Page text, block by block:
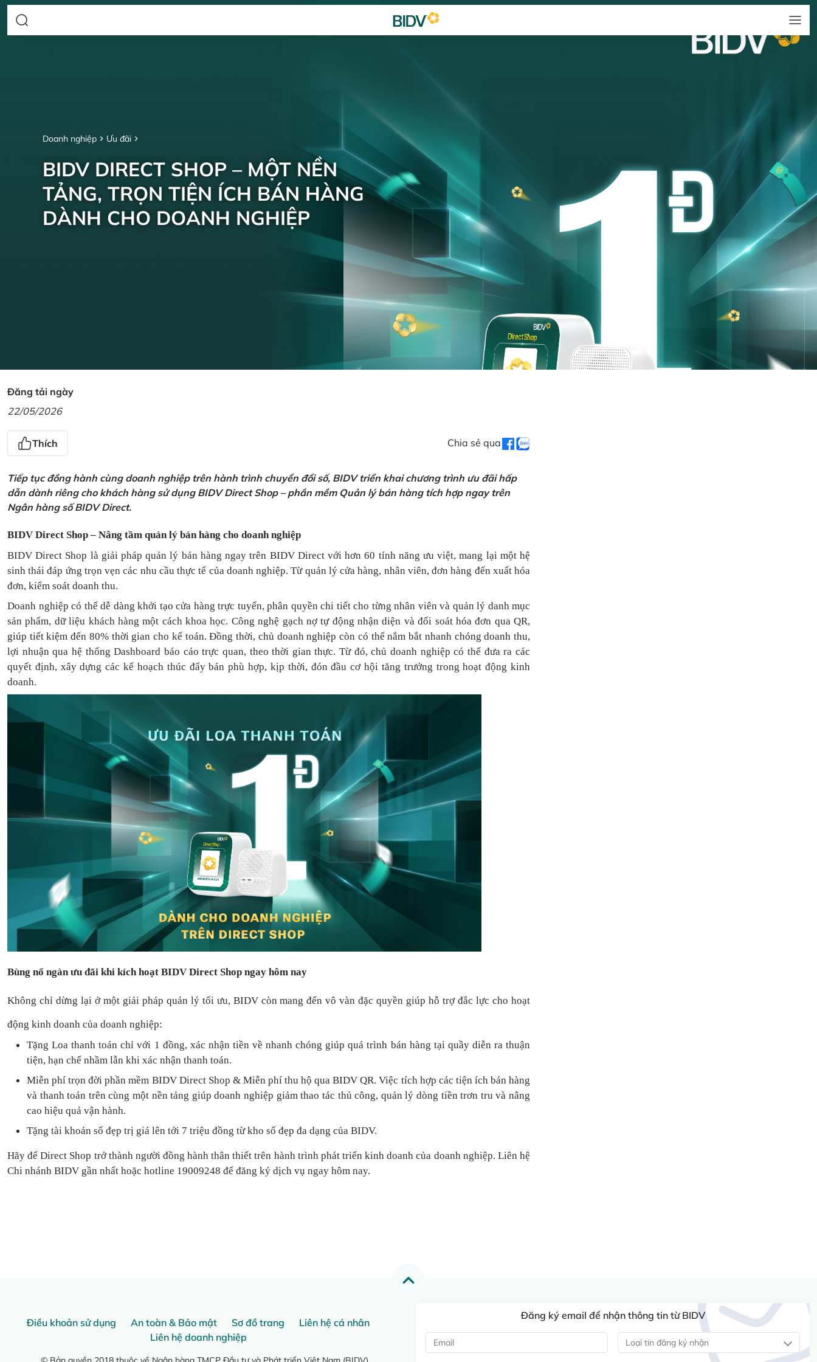
Doanh nghiệp Ưu đãi
BIDV DIRECT SHOP – MỘT NỀN
TẢNG, TRỌN TIỆN ÍCH BÁN HÀNG
DÀNH CHO DOANH NGHIỆP
Đăng tải ngày
22/05/2026
Thích Chia sẻ qua
Tiếp tục đồng hành cùng doanh nghiệp trên hành trình chuyển đổi số, BIDV triển khai chương trình ưu đãi hấp
dẫn dành riêng cho khách hàng sử dụng BIDV Direct Shop – phần mềm Quản lý bán hàng tích hợp ngay trên
Ngân hàng số BIDV Direct.
BIDV Direct Shop – Nâng tầm quản lý bán hàng cho doanh nghiệp
BIDV Direct Shop là giải pháp quản lý bán hàng ngay trên BIDV Direct với hơn 60 tính năng ưu việt, mang lại một hệ
sinh thái đáp ứng trọn vẹn các nhu cầu thực tế của doanh nghiệp. Từ quản lý cửa hàng, nhân viên, đơn hàng đến xuất hóa
đơn, kiểm soát doanh thu.
Doanh nghiệp có thể dễ dàng khởi tạo cửa hàng trực tuyến, phân quyền chi tiết cho từng nhân viên và quản lý danh mục
sản phẩm, dữ liệu khách hàng một cách khoa học. Công nghệ gạch nợ tự động nhận diện và đối soát hóa đơn qua QR,
giúp tiết kiệm đến 80% thời gian cho kế toán. Đồng thời, chủ doanh nghiệp còn có thể nắm bắt nhanh chóng doanh thu,
lợi nhuận qua hệ thống Dashboard báo cáo trực quan, theo thời gian thực. Từ đó, chủ doanh nghiệpcó thể đưara các
quyết định, xây dựng các kế hoạch thúc đẩy bán phù hợp, kịp thời, đón đầu cơ hội tăng trưởng trong hoạt động kinh
doanh.
Bùng nổ ngàn ưu đãi khi kích hoạt BIDV Direct Shop ngay hôm nay
Không chỉ dừng lại ở một giải pháp quản lý tối ưu, BIDV còn mang đến vô vàn đặc quyền giúp hỗ trợ đắc lực cho hoạt
động kinh doanh của doanh nghiệp:
Tặng Loa thanh toánchỉ với 1 đồng,xác nhận tiền về nhanh chóng giúp quá trình bán hàng tại quầy diễn ra thuận
tiện, hạn chế nhầm lẫn khi xác nhận thanh toán.
Miễn phí trọn đờiphần mềm BIDV Direct Shop & Miễn phí thu hộ qua BIDV QR.Việc tích hợp các tiện ích bán hàng
và thanh toán trên cùng một nền tảng giúp doanh nghiệp giảm thao tác thủ công, quản lý dòng tiền trơn tru và nâng
cao hiệu quả vận hành.
Tặng tài khoản số đẹp trị giá lên tới 7 triệu đồng từ kho số đẹp đa dạng của BIDV.
Hãy để Direct Shop trở thành người đồng hành thân thiết trên hành trình phát triển kinh doanh của doanh nghiệp. Liên hệ
Chi nhánh BIDV gần nhất hoặc hotline 19009248 để đăng ký dịch vụ ngay hôm nay.
Điều khoản sử dụng An toàn & Bảo mật Sơ đồ trang
Liên hệ cá nhân
Liên hệ doanh nghiệp
Đăng ký email để nhận thông tin từ BIDV
Loại tin đăng ký nhận